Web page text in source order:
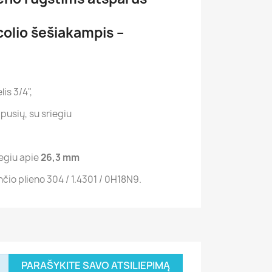
šešiakampis –
3/4",
su sriegiu
apie26,3 mm
plieno 304 / 1.4301 / 0H18N9.
PARAŠYKITE SAVO ATSILIEPIMĄ